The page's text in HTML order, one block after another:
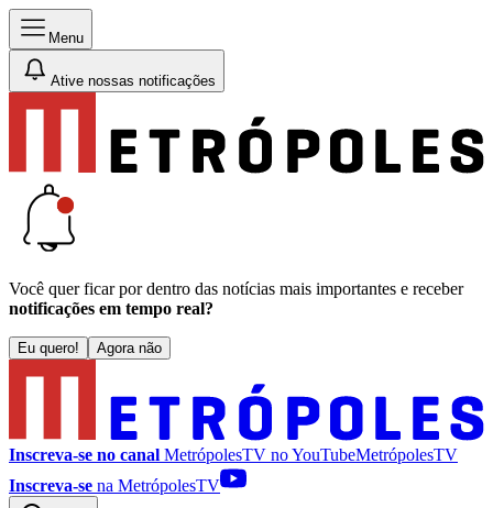
Menu
Ative nossas notificações
Você quer ficar por dentro das notícias mais importantes e receber
notificações em tempo real?
Eu quero! Agora não
Inscreva-se no canal MetrópolesTV noYouTubeMetrópolesTV
Inscreva-se na MetrópolesTV